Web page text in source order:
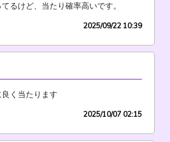
るけど、当たり確率高いです。
2025/09/22 10:39
く当たります
2025/10/07 02:15